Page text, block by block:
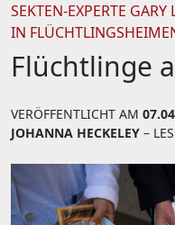
SEKTEN-EXPERTE
IN
Flüchtlinge
VERÖFFENTLICHT AM
JOHANNA HECKELEY –